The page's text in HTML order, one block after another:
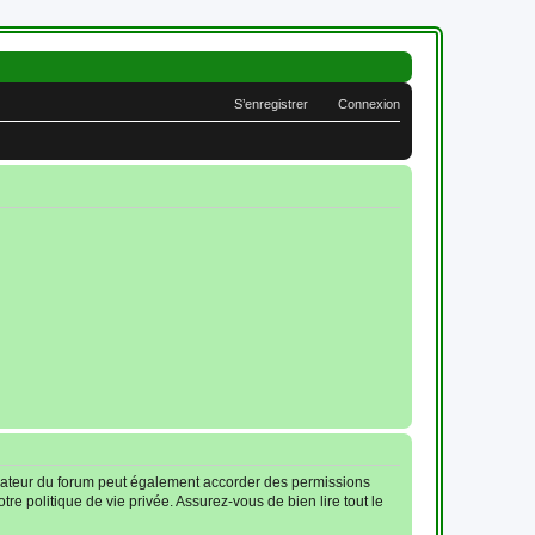
Connexion
S’enregistrer
du forum peut également accorder des permissions
politique de vie privée. Assurez-vous de bien lire tout le